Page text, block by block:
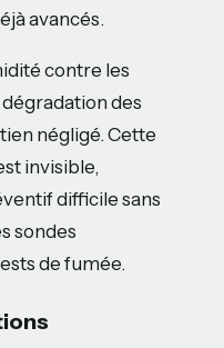
avancés.
contre les
des
négligé. Cette
invisible,
difficile sans
sondes
de fumée.